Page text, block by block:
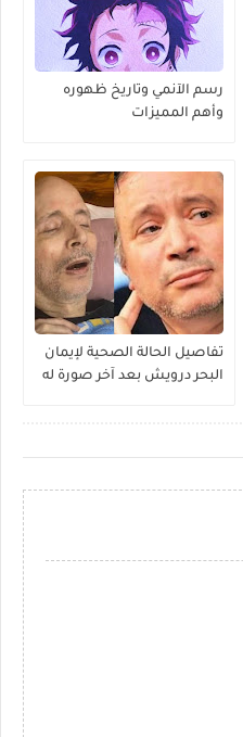
رسم الآنمي وتاريخ ظهوره
وأهم المميزات
تفاصيل الحالة الصحية لإيمان
البحر درويش بعد آخر صورة له